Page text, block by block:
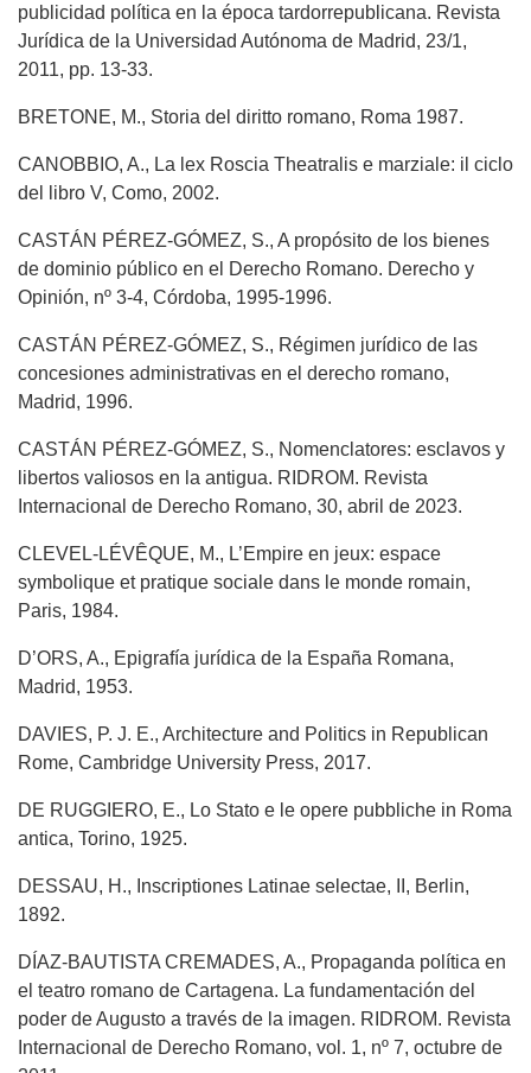
publicidad política en la época tardorrepublicana. Revista
Jurídica de la Universidad Autónoma de Madrid, 23/1,
2011, pp. 13-33.
BRETONE, M., Storia del diritto romano, Roma 1987.
CANOBBIO, A., La lex Roscia Theatralis e marziale: il ciclo
del libro V, Como, 2002.
CASTÁN PÉREZ-GÓMEZ, S., A propósito de los bienes
de dominio público en el Derecho Romano. Derecho y
Opinión, nº 3-4, Córdoba, 1995-1996.
CASTÁN PÉREZ-GÓMEZ, S., Régimen jurídico de las
concesiones administrativas en el derecho romano,
Madrid, 1996.
CASTÁN PÉREZ-GÓMEZ, S., Nomenclatores: esclavos y
libertos valiosos en la antigua. RIDROM. Revista
Internacional de Derecho Romano, 30, abril de 2023.
CLEVEL-LÉVÊQUE, M., L’Empire en jeux: espace
symbolique et pratique sociale dans le monde romain,
Paris, 1984.
D’ORS, A., Epigrafía jurídica de la España Romana,
Madrid, 1953.
DAVIES, P. J. E., Architecture and Politics in Republican
Rome, Cambridge University Press, 2017.
DE RUGGIERO, E., Lo Stato e le opere pubbliche in Roma
antica, Torino, 1925.
DESSAU, H., Inscriptiones Latinae selectae, II, Berlin,
1892.
DÍAZ-BAUTISTA CREMADES, A., Propaganda política en
el teatro romano de Cartagena. La fundamentación del
poder de Augusto a través de la imagen. RIDROM. Revista
Internacional de Derecho Romano, vol. 1, nº 7, octubre de